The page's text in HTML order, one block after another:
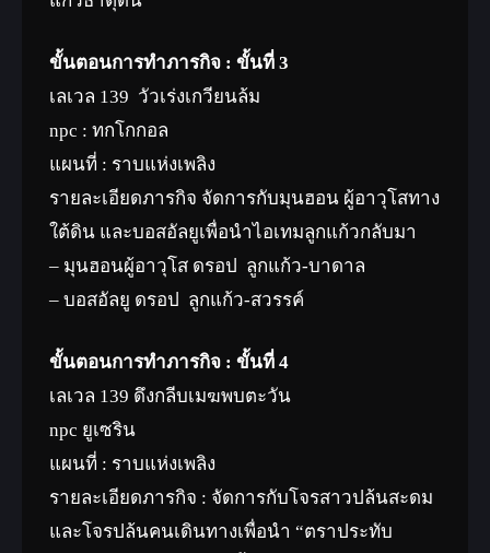
ขั้นตอนการทำภารกิจ : ขั้นที่ 3
เลเวล 139 วัวเร่งเกวียนล้ม
npc : ทกโกกอล
แผนที่ : ราบแห่งเพลิง
รายละเอียดภารกิจ จัดการกับมุนฮอน ผู้อาวุโสทาง
ใต้ดิน และบอสอัลยูเพื่อนำไอเทมลูกแก้วกลับมา
– มุนฮอนผู้อาวุโส ดรอป ลูกแก้ว-บาดาล
– บอสอัลยู ดรอป ลูกแก้ว-สวรรค์
ขั้นตอนการทำภารกิจ : ขั้นที่ 4
เลเวล 139 ดึงกลีบเมฆพบตะวัน
npc ยูเซริน
แผนที่ : ราบแห่งเพลิง
รายละเอียดภารกิจ : จัดการกับโจรสาวปล้นสะดม
และโจรปล้นคนเดินทางเพื่อนำ “ตราประทับ